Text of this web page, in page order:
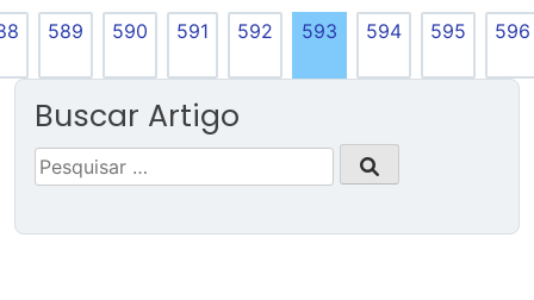
589 590 591 592 593 594 595 596
Buscar Artigo
Pesquisar
por: